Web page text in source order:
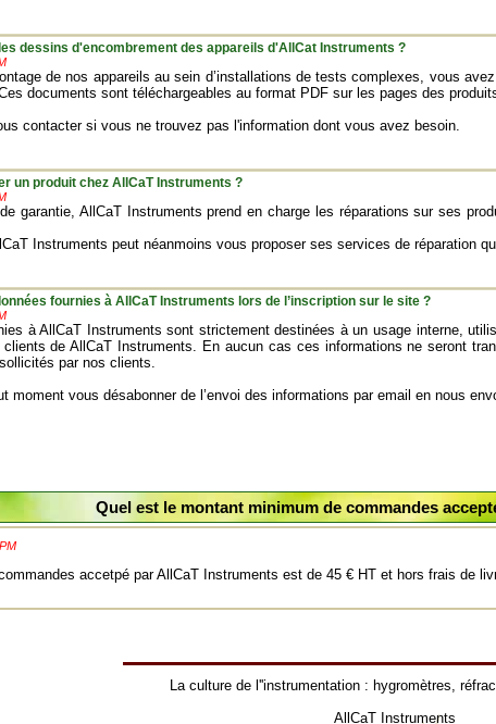
dessins d'encombrement des appareils d'AllCat Instruments ?
de nos appareils au sein d’installations de tests complexes, vous
documents sont téléchargeables au format PDF sur les pages des
contacter si vous ne trouvez pas l'information dont vous avez besoin.
un produit chez AllCaT Instruments ?
garantie, AllCaT Instruments prend en charge les réparations sur ses
Instruments peut néanmoins vous proposer ses services de réparation
fournies à AllCaT Instruments lors de l’inscription sur le site ?
à AllCaT Instruments sont strictement destinées à un usage interne,
de AllCaT Instruments. En aucun cas ces informations ne seront
par nos clients.
moment vous désabonner de l’envoi des informations par email en nous
Quel est le montant minimum de commandes
accetpé par AllCaT Instruments est de 45 € HT et hors frais de
La culture de l''instrumentation : hygromètres,
AllCaT Instruments